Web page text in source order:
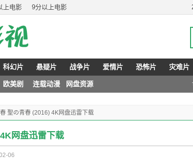
上电影 9分以上电影
科幻片 悬疑片 战争片 爱情片 恐怖片 灾难片
欧美剧 连载动漫 网盘资源
聖の青春 (2016) 4K网盘迅雷下载
网盘迅雷下载
06